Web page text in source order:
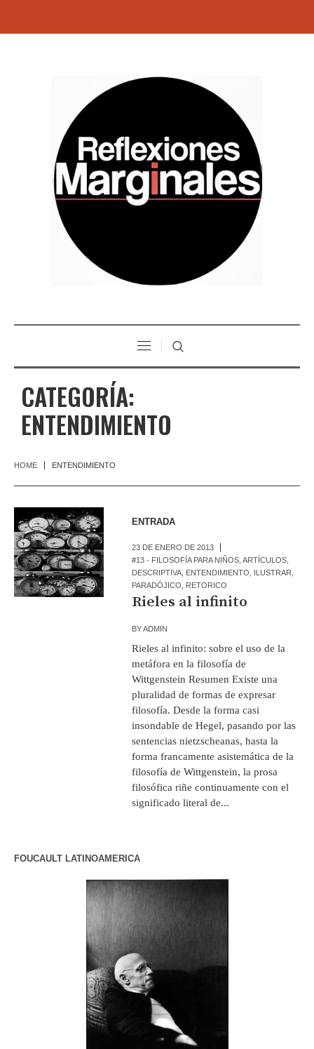
CATEGORÍA:
ENTENDIMIENTO
HOME ENTENDIMIENTO
ENTRADA
23 DE ENERO DE 2013
#13 - FILOSOFÍA PARA NIÑOS ,ARTÍCULOS
DESCRIPTIVA ENTENDIMIENTO ILUSTRAR
PARADÓJICO
RETORICO
Rieles al infinito
BYADMIN
Rieles al infinito: sobre el uso de la
metáfora en la filosofía de
Wittgenstein Resumen Existe una
pluralidad de formas de expresar
filosofía. Desde la forma casi
insondable de Hegel, pasando por las
sentencias nietzscheanas, hasta la
forma francamente asistemática de la
filosofía de Wittgenstein, la prosa
filosófica riñe continuamente con el
significado literal de...
FOUCAULT LATINOAMERICA